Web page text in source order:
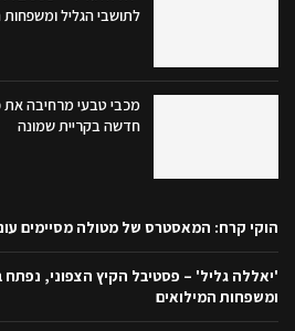
לתושבי הגליל ומשפחות
מכבי טבעי מרחיבה את
חדשה בקריית שמונה
הוקי קרח: המאסטרס של מטולה מסיימים
'יאללה גליל' – פסטיבל הקיץ הצפוני,
ומשפחות המילואים